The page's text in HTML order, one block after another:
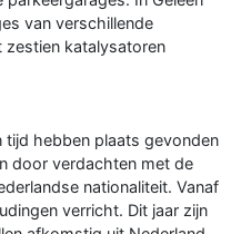
van verschillende
katalysatoren
tijd hebben plaats gevonden
door verdachten met de
nationaliteit. Vanaf
verricht. Dit jaar zijn